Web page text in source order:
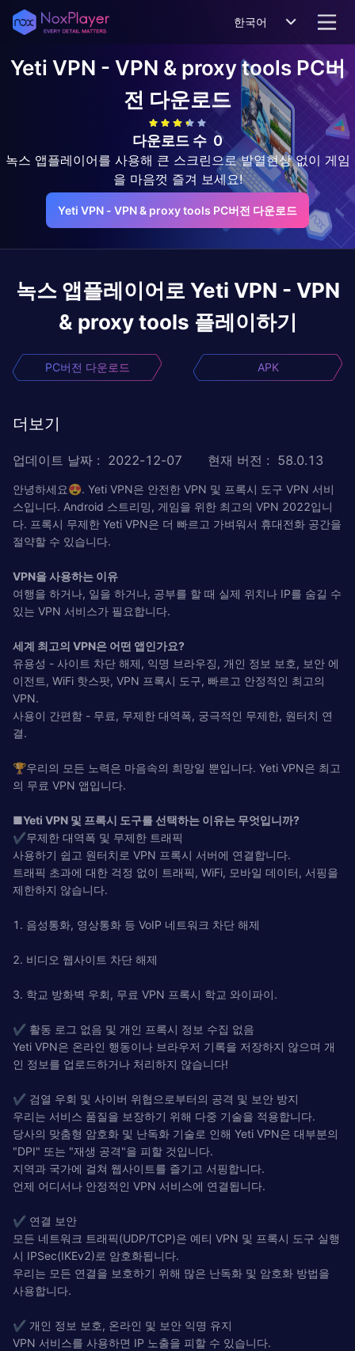
한국어
Yeti VPN - VPN & proxy toolsPC버
전 다운로드
다운로드 수 0
녹스 앱플레이어를 사용해 큰 스크린으로 발열현상 없이 게임
을 마음껏 즐겨 보세요!
Yeti VPN - VPN & proxy tools PC버전 다운로드
녹스 앱플레이어로 Yeti VPN - VPN
& proxy tools 플레이하기
PC버전 다운로드 APK
더보기
업데이트 날짜 : 2022-12-07 현재 버전 : 58.0.13
안녕하세요😍. Yeti VPN은 안전한 VPN 및 프록시 도구 VPN 서비
스입니다. Android 스트리밍, 게임을 위한 최고의 VPN 2022입니
다. 프록시 무제한 Yeti VPN은 더 빠르고 가벼워서 휴대전화 공간을
절약할 수 있습니다.
VPN을 사용하는 이유
여행을 하거나, 일을 하거나, 공부를 할 때 실제 위치나 IP를 숨길 수
있는 VPN 서비스가 필요합니다.
세계 최고의 VPN은 어떤 앱인가요?
유용성 - 사이트 차단 해제, 익명 브라우징, 개인 정보 보호, 보안 에
이전트, WiFi 핫스팟, VPN 프록시 도구, 빠르고 안정적인 최고의
VPN.
사용이 간편함 - 무료, 무제한 대역폭, 궁극적인 무제한, 원터치 연
결.
🏆우리의 모든 노력은 마음속의 희망일 뿐입니다. Yeti VPN은 최고
의 무료 VPN 앱입니다.
■Yeti VPN 및 프록시 도구를 선택하는 이유는 무엇입니까?
✔️무제한 대역폭 및 무제한 트래픽
사용하기 쉽고 원터치로 VPN 프록시 서버에 연결합니다.
트래픽 초과에 대한 걱정 없이 트래픽, WiFi, 모바일 데이터, 서핑을
제한하지 않습니다.
1. 음성통화, 영상통화 등 VoIP 네트워크 차단 해제
2. 비디오 웹사이트 차단 해제
3. 학교 방화벽 우회, 무료 VPN 프록시 학교 와이파이.
✔️ 활동 로그 없음 및 개인 프록시 정보 수집 없음
Yeti VPN은 온라인 행동이나 브라우저 기록을 저장하지 않으며 개
인 정보를 업로드하거나 처리하지 않습니다!
✔️ 검열 우회 및 사이버 위협으로부터의 공격 및 보안 방지
우리는 서비스 품질을 보장하기 위해 다중 기술을 적용합니다.
당사의 맞춤형 암호화 및 난독화 기술로 인해 Yeti VPN은 대부분의
"DPI" 또는 "재생 공격"을 피할 것입니다.
지역과 국가에 걸쳐 웹사이트를 즐기고 서핑합니다.
언제 어디서나 안정적인 VPN 서비스에 연결됩니다.
✔️ 연결 보안
모든 네트워크 트래픽(UDP/TCP)은 예티 VPN 및 프록시 도구 실행
시 IPSec(IKEv2)로 암호화됩니다.
우리는 모든 연결을 보호하기 위해 많은 난독화 및 암호화 방법을
사용합니다.
✔️ 개인 정보 보호, 온라인 및 보안 익명 유지
VPN 서비스를 사용하면 IP 노출을 피할 수 있습니다.